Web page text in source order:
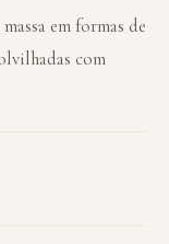
em formas de
com